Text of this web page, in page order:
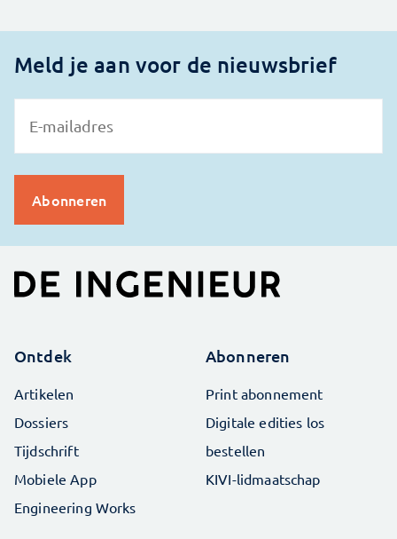
Meld je aan voor de nieuwsbrief
Ontdek
Artikelen
Dossiers
Tijdschrift
Mobiele App
Engineering Works
Abonneren
Print abonnement
Digitale edities los
bestellen
KIVI-lidmaatschap